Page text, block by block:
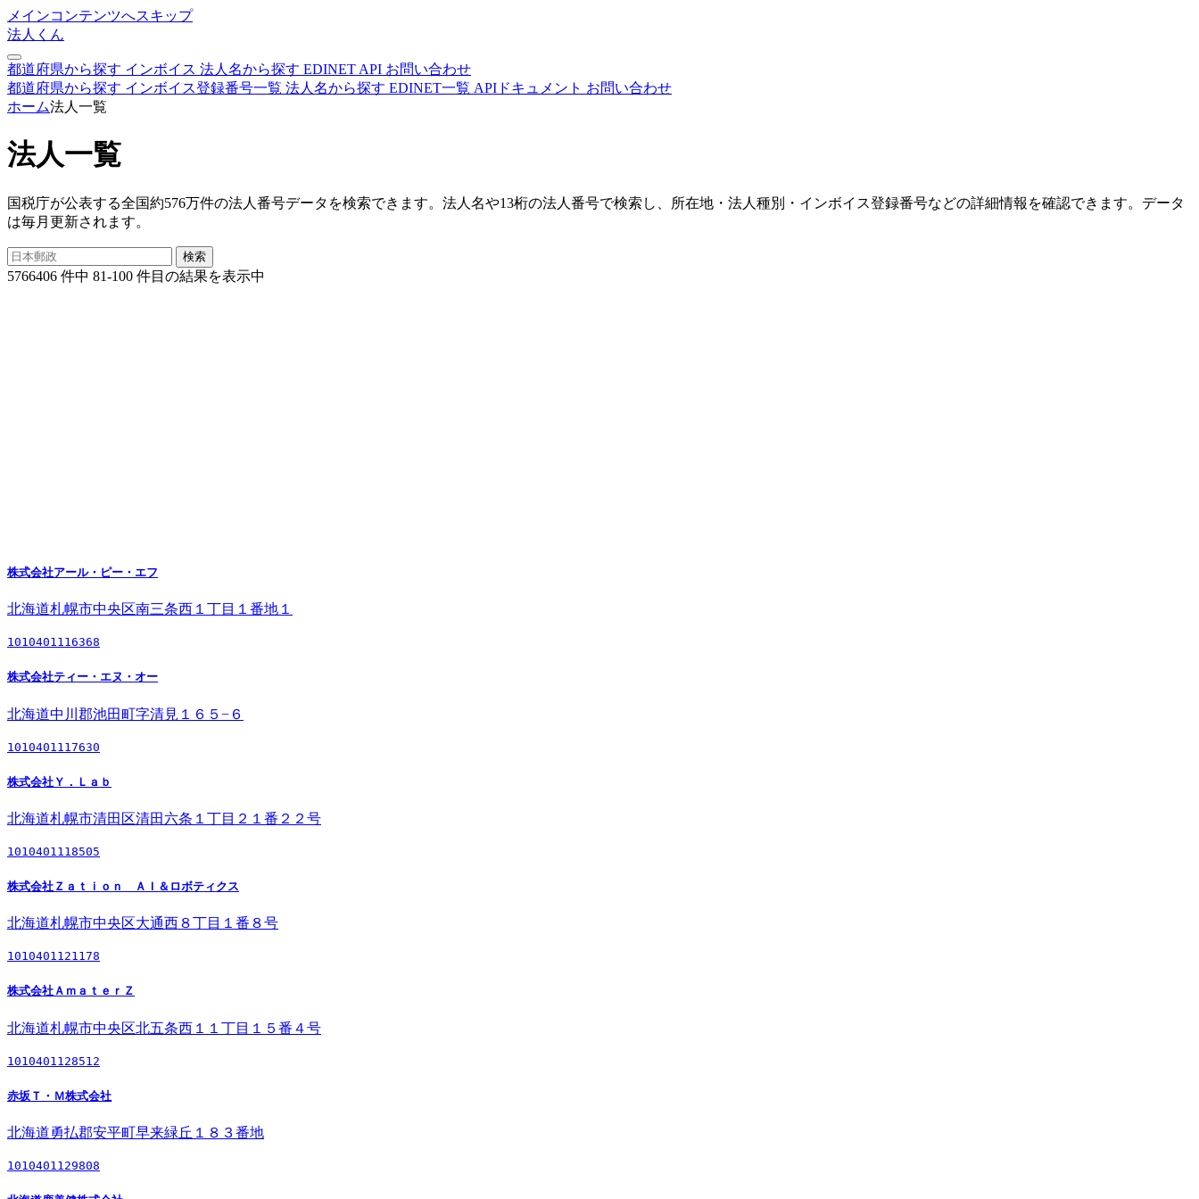
メインコンテンツへスキップ
法人くん
都道府県から探す インボイス 法人名から探す EDINET API お問い合わせ
都道府県から探す インボイス登録番号一覧 法人名から探す EDINET一覧 APIドキュメント お問い合わせ
ホーム法人一覧
法人一覧
国税庁が公表する全国約576万件の法人番号データを検索できます。法人名や13桁の法人番号で検索し、所在地・法人種別・インボイス登録番号などの詳細情報を確認できます。データ
は毎月更新されます。
5766406 件中 81-100 件目の結果を表示中
株式会社アール・ピー・エフ
北海道札幌市中央区南三条西１丁目１番地１
1010401116368
株式会社ティー・エヌ・オー
北海道中川郡池田町字清見１６５−６
1010401117630
株式会社Ｙ．Ｌａｂ
北海道札幌市清田区清田六条１丁目２１番２２号
1010401118505
株式会社Ｚａｔｉｏｎ ＡＩ＆ロボティクス
北海道札幌市中央区大通西８丁目１番８号
1010401121178
株式会社ＡｍａｔｅｒＺ
北海道札幌市中央区北五条西１１丁目１５番４号
1010401128512
赤坂Ｔ・Ｍ株式会社
北海道勇払郡安平町早来緑丘１８３番地
1010401129808